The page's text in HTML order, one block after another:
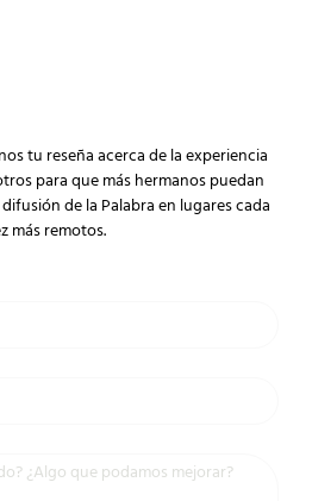
tu reseña acerca de la experiencia
para que más hermanos puedan
de la Palabra en lugares cada
más remotos.